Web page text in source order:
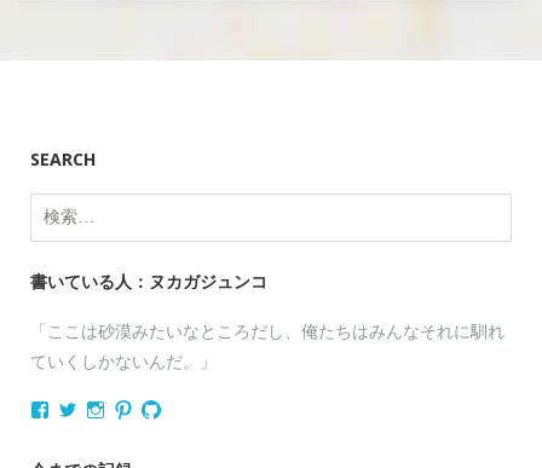
SEARCH
索:
書いている人：ヌカガジュンコ
「ここは砂漠みたいなところだし、俺たちはみんなそれに馴れ
ていくしかないんだ。」
nukagajunko
nukaganukaganukaganukaga